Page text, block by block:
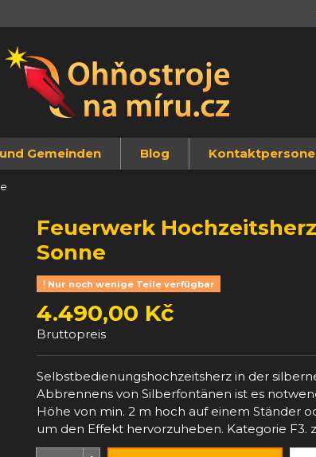
Gemeinden Blog
Feuerwerk
Sonne
Nur noch wenige Teile verfügbar
4.490,00 Kč
Bruttopreis
Selbstbedienungshochzeitsherz in der
Abbrennens von Silberfontänen ist es
Höhe von min. 2 m hoch auf einem Ständer
um den Effekt hervorzuheben. Kategorie F3.